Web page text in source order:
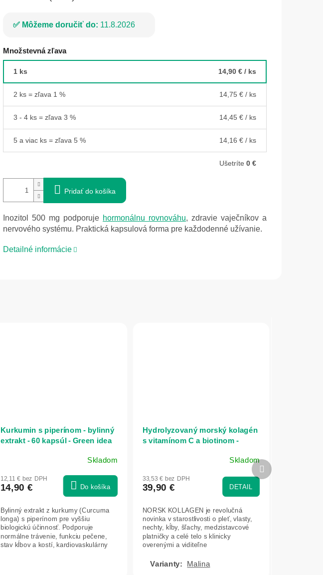
Môžeme doručiť do: 11.8.2026
Množstevná zľava
1 ks 14,90 € / ks
2 ks = zľava 1 % 14,75 € / ks
3 - 4 ks = zľava 3 % 14,45 € / ks
5 a viac ks = zľava 5 % 14,16 € / ks
Ušetríte 0 €
Pridať do košíka
Inozitol 500 mg podporuje hormonálnu rovnováhu, zdravie vaječníkov a
nervového systému. Praktická kapsulová forma pre každodenné užívanie.
Detailné informácie
Kurkumin s piperínom - bylinný
extrakt - 60 kapsúl - Green idea
Skladom
12,11 € bez DPH
14,90 € Do košíka
Bylinný extrakt z kurkumy (Curcuma
longa) s piperínom pre vyššiu
biologickú účinnosť. Podporuje
normálne trávenie, funkciu pečene,
stav kĺbov a kostí, kardiovaskulárny
Hydrolyzovaný morský kolagén
s vitamínom C a biotinom -
produktu
z
5
hviezdičiek.
Skladom
33,53 € bez DPH
39,90 € DETAIL
NORSK KOLLAGEN je revolučná
novinka v starostlivosti o pleť, vlasty,
nechty, kĺby, šľachy, medzistavcové
platničky a celé telo s klinicky
overenými a viditeľne
Malina
Ďalší
produkt